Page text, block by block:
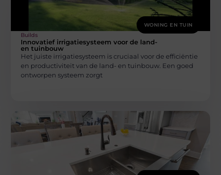
WONING EN TUIN
Builds
Innovatief irrigatiesysteem voor de land-
en tuinbouw
Het juiste irrigatiesysteem is cruciaal voor de efficiëntie
en productiviteit van de land- en tuinbouw. Een goed
ontworpen systeem zorgt